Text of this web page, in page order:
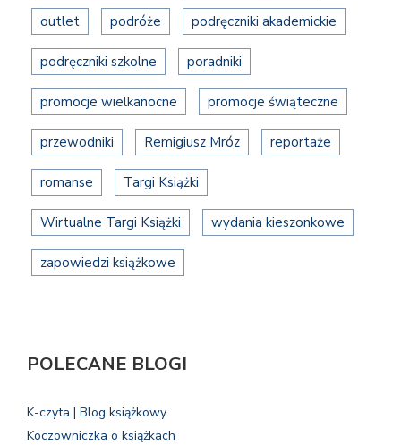
outlet podróże podręczniki akademickie
podręczniki szkolne poradniki
promocje wielkanocne promocje świąteczne
przewodniki Remigiusz Mróz reportaże
romanse Targi Książki
Wirtualne Targi Książki wydania kieszonkowe
zapowiedzi książkowe
POLECANE BLOGI
K-czyta | Blog książkowy
Koczowniczka o książkach